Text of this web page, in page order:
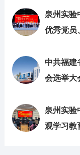
泉州实验
优秀党员
中共福建
会选举大
泉州实验
观学习教